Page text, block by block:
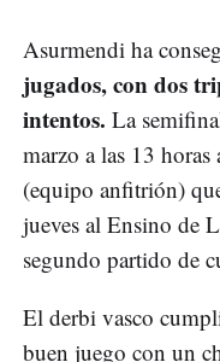
Asurmendi ha
jugados, con dos
intentos. La
marzo a las 13
(equipo anfitrión)
jueves al Ensino de
segundo partido de
El derbi vasco
buen juego con un